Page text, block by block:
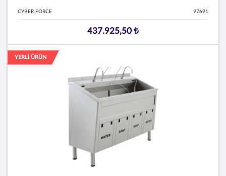
CYBER FORCE 97691
437.925,50 ₺
YERLİ ÜRÜN